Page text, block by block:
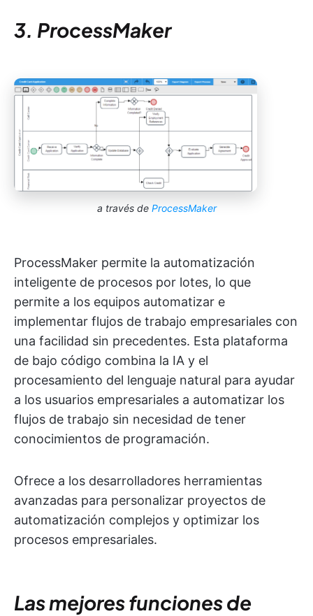
3. ProcessMaker
a través de ProcessMaker
ProcessMaker permite la automatización
inteligente de procesos por lotes, lo que
permite a los equipos automatizar e
implementar flujos de trabajo empresariales con
una facilidad sin precedentes. Esta plataforma
de bajo código combina la IA y el
procesamiento del lenguaje natural para ayudar
a los usuarios empresariales a automatizar los
flujos de trabajo sin necesidad de tener
conocimientos de programación.
Ofrece a los desarrolladores herramientas
avanzadas para personalizar proyectos de
automatización complejos y optimizar los
procesos empresariales.
Las mejores funciones de